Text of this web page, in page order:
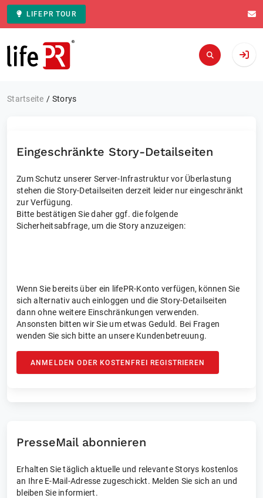
LIFEPR TOUR
Zur Startseite
Startseite Storys
Eingeschränkte Story-Detailseiten
Zum Schutz unserer Server-Infrastruktur vor Überlastung
stehen die Story-Detailseiten derzeit leider nur eingeschränkt
zur Verfügung.
Bitte bestätigen Sie daher ggf. die folgende
Sicherheitsabfrage, um die Story anzuzeigen:
Wenn Sie bereits über ein lifePR-Konto verfügen, können Sie
sich alternativ auch einloggen und die Story-Detailseiten
dann ohne weitere Einschränkungen verwenden.
Ansonsten bitten wir Sie um etwas Geduld. Bei Fragen
wenden Sie sich bitte an unsere Kundenbetreuung.
ANMELDEN ODER KOSTENFREI REGISTRIEREN
PresseMail abonnieren
Erhalten Sie täglich aktuelle und relevante Storys kostenlos
an Ihre E-Mail-Adresse zugeschickt. Melden Sie sich an und
bleiben Sie informiert.